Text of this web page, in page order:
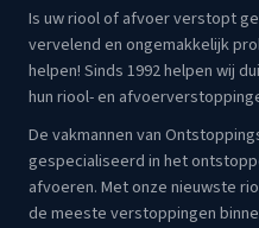
Is uw riool of afvoer verstopt
vervelend en ongemakkelijk
helpen! Sinds 1992 helpen wij
hun riool- en
De vakmannen van
gespecialiseerd in het
afvoeren. Met onze nieuwste
de meeste verstoppingen